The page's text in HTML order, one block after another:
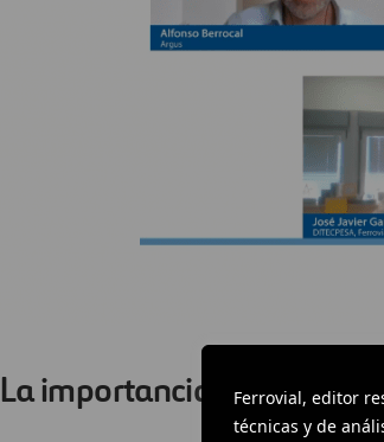
Ferrovial, editor
técnicas y de
La importancia del